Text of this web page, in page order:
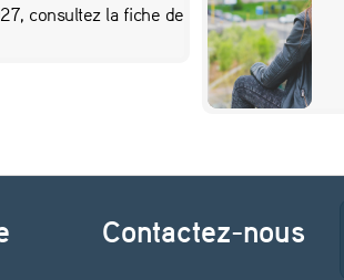
consultez la fiche de
Contactez-nous